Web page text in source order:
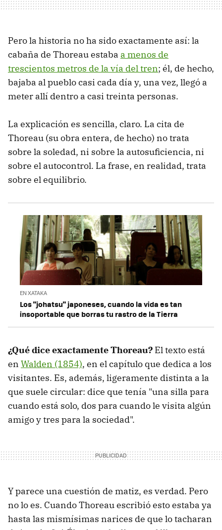
Pero la historia no ha sido exactamente así: la
cabaña de Thoreau estaba a menos de
trescientos metros de la vía del tren; él, de hecho,
bajaba al pueblo casi cada día y, una vez, llegó a
meter allí dentro a casi treinta personas.
La explicación es sencilla, claro. La cita de
Thoreau (su obra entera, de hecho) no trata
sobre la soledad, ni sobre la autosuficiencia, ni
sobre el autocontrol. La frase, en realidad, trata
sobre el equilibrio.
EN XATAKA
Los "johatsu" japoneses, cuando la vida es tan
insoportable que borras tu rastro de la Tierra
¿Qué dice exactamente Thoreau? El texto está
en Walden (1854), en el capítulo que dedica a los
visitantes. Es, además, ligeramente distinta a la
que suele circular: dice que tenía "una silla para
cuando está solo, dos para cuando le visita algún
amigo y tres para la sociedad".
Y parece una cuestión de matiz, es verdad. Pero
no lo es. Cuando Thoreau escribió esto estaba ya
hasta las mismísimas narices de que lo tacharan